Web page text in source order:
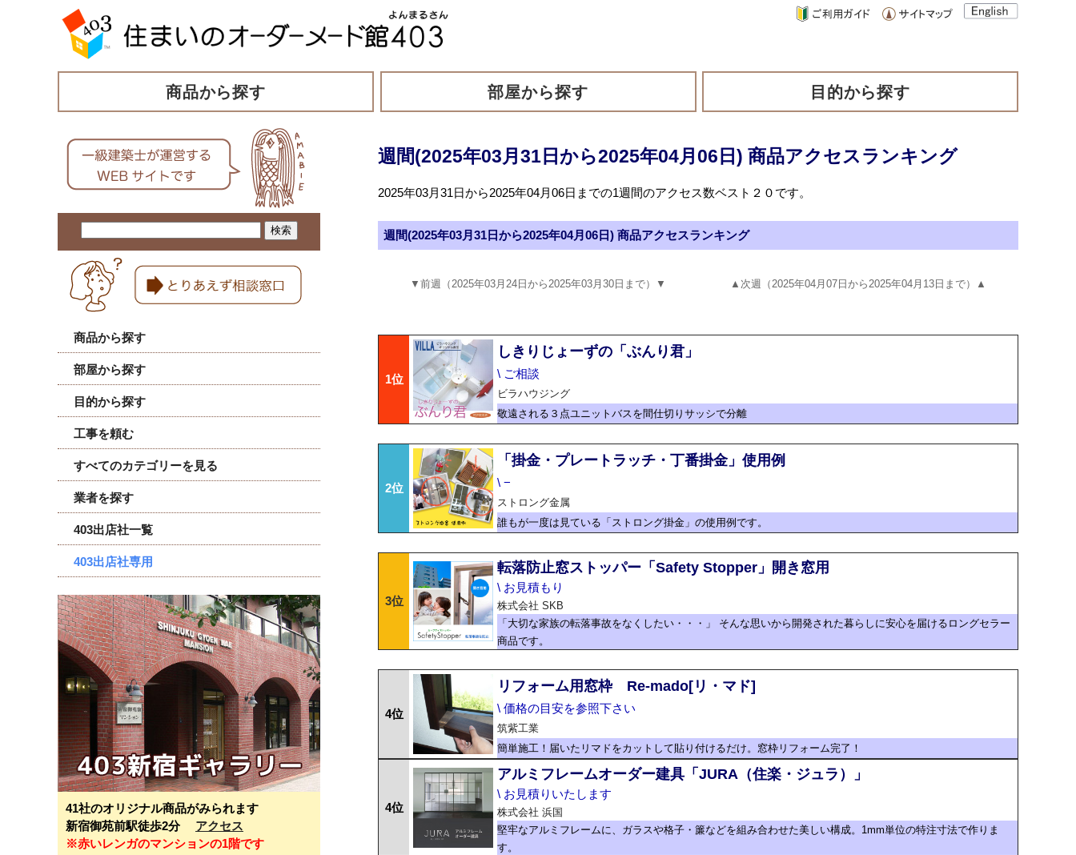
商品から探す 部屋から探す 目的から探す
商品から探す
部屋から探す
目的から探す
工事を頼む
すべてのカテゴリーを見る
業者を探す
403出店社一覧
403出店社専用
41社のオリジナル商品がみられます
新宿御苑前駅徒歩2分 アクセス
※赤いレンガのマンションの1階です
週間(2025年03月31日から2025年04月06日) 商品アクセスランキング
2025年03月31日から2025年04月06日までの1週間のアクセス数ベスト２０です。
週間(2025年03月31日から2025年04月06日) 商品アクセスランキング
▼前週（2025年03月24日から2025年03月30日まで）▼ ▲次週（2025年04月07日から2025年04月13日まで）▲
1位
しきりじょーずの「ぶんり君」
\ ご相談
ビラハウジング
敬遠される３点ユニットバスを間仕切りサッシで分離
2位
「掛金・プレートラッチ・丁番掛金」使用例
\ −
ストロング金属
誰もが一度は見ている「ストロング掛金」の使用例です。
3位
転落防止窓ストッパー「Safety Stopper」開き窓用
\ お見積もり
株式会社 SKB
「大切な家族の転落事故をなくしたい・・・」 そんな思いから開発された暮らしに安心を届けるロングセラー
商品です。
4位
リフォーム用窓枠 Re-mado[リ・マド]
\ 価格の目安を参照下さい
筑紫工業
簡単施工！届いたリマドをカットして貼り付けるだけ。窓枠リフォーム完了！
4位
アルミフレームオーダー建具「JURA（住楽・ジュラ）」
\ お見積りいたします
株式会社 浜国
堅牢なアルミフレームに、ガラスや格子・簾などを組み合わせた美しい構成。1mm単位の特注寸法で作りま
す。